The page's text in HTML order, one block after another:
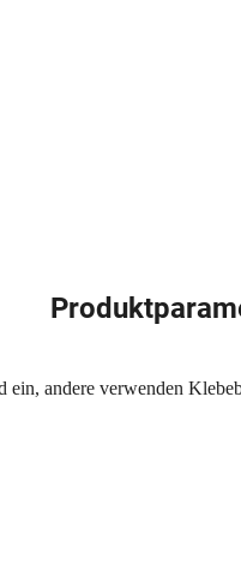
andere verwenden